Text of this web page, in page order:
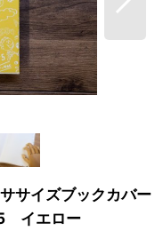
サイズブックカバー
イエロー